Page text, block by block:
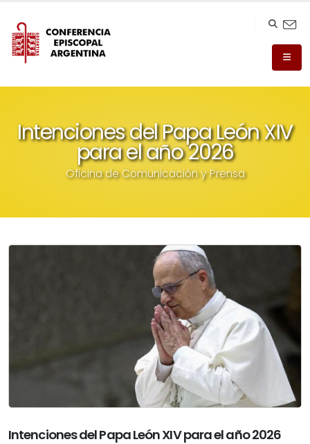
Intenciones del Papa León XIV
para el año 2026
Oficina de Comunicación y Prensa
Intenciones del Papa León XIV para el año 2026